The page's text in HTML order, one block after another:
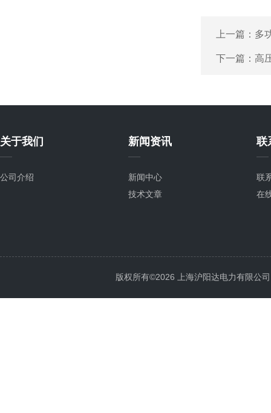
上一篇： 多
下一篇： 高
关于我们
公司介绍
新闻资讯
新闻中心
技术文章
联
联
在
版权所有©2026 上海沪阳达电力有限公